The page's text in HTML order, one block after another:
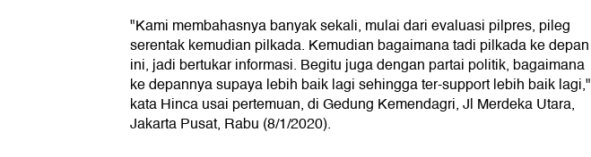
"Kami membahasnya banyak sekali, mulai dari evaluasi pilpres, pileg
serentak kemudian pilkada. Kemudian bagaimana tadi pilkada ke depan
ini, jadi bertukar informasi. Begitu juga dengan partai politik, bagaimana
ke depannya supaya lebih baik lagi sehingga ter-support lebih baik lagi,"
kata Hinca usai pertemuan, di Gedung Kemendagri, Jl Merdeka Utara,
Jakarta Pusat, Rabu (8/1/2020).